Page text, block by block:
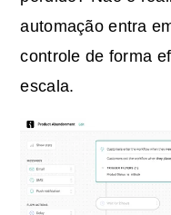
automação entra
controle de forma
escala.